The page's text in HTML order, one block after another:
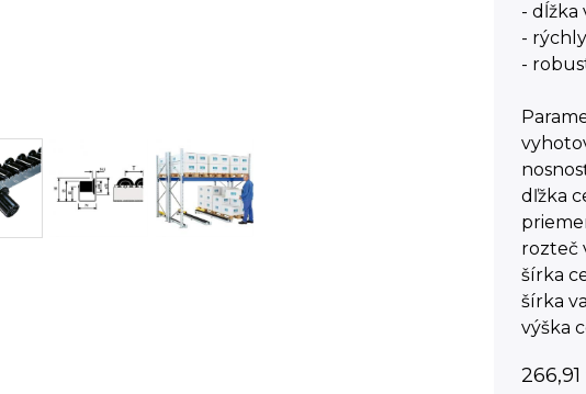
- dĺžka
-
-
dľžka
rozteč
šírka
šírka
výška
266,91